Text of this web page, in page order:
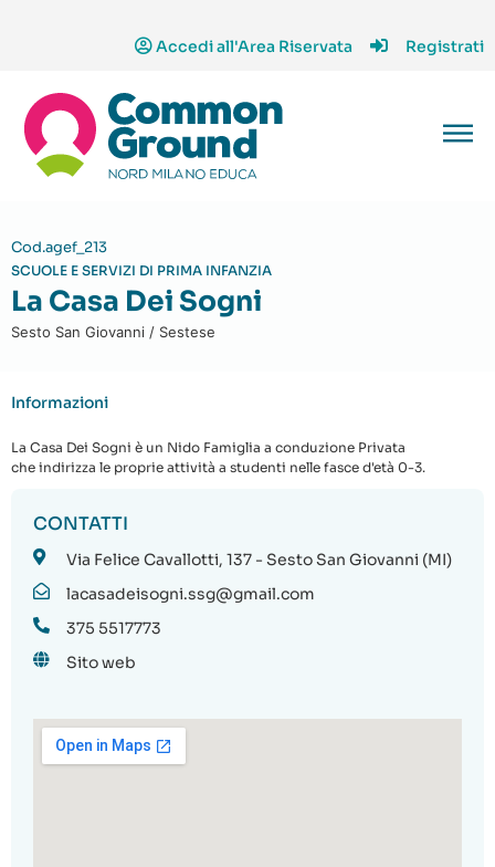
Accedi all'Area Riservata Registrati
Cod.agef_213
SCUOLE E SERVIZI DI PRIMA INFANZIA
La Casa Dei Sogni
Sesto San Giovanni / Sestese
Informazioni
La Casa Dei Sogni è un Nido Famiglia a conduzione Privata
che indirizza le proprie attività a studenti nelle fasce d'età 0-3.
CONTATTI
Via Felice Cavallotti, 137 - Sesto San Giovanni (MI)
lacasadeisogni.ssg@gmail.com
375 5517773
Sito web